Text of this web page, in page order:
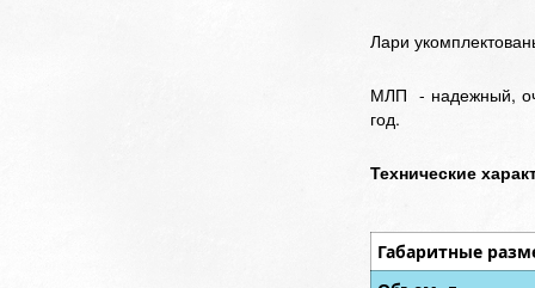
Лари
МЛП - надежный,
год.
Технические
Габаритные